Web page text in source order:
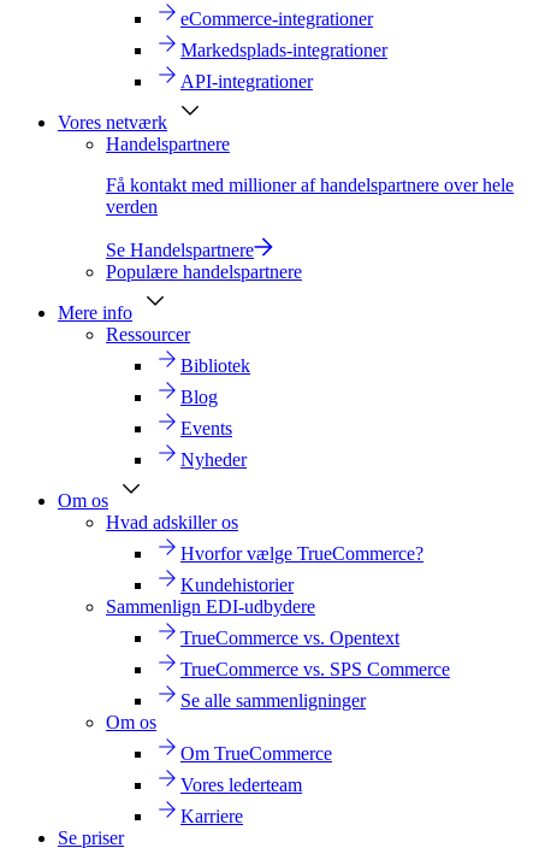
eCommerce-integrationer
Markedsplads-integrationer
API-integrationer
Vores netværk
Handelspartnere
Få kontakt med millioner af handelspartnere over hele
verden
Se Handelspartnere
Populære handelspartnere
Mere info
Ressourcer
Bibliotek
Blog
Events
Nyheder
Om os
Hvad adskiller os
Hvorfor vælge TrueCommerce?
Kundehistorier
Sammenlign EDI-udbydere
TrueCommerce vs. Opentext
TrueCommerce vs. SPS Commerce
Se alle sammenligninger
Om os
Om TrueCommerce
Vores lederteam
Karriere
Se priser